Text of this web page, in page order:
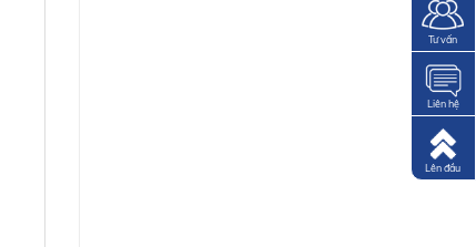
Tư vấn
Liên hệ
Lên đầu